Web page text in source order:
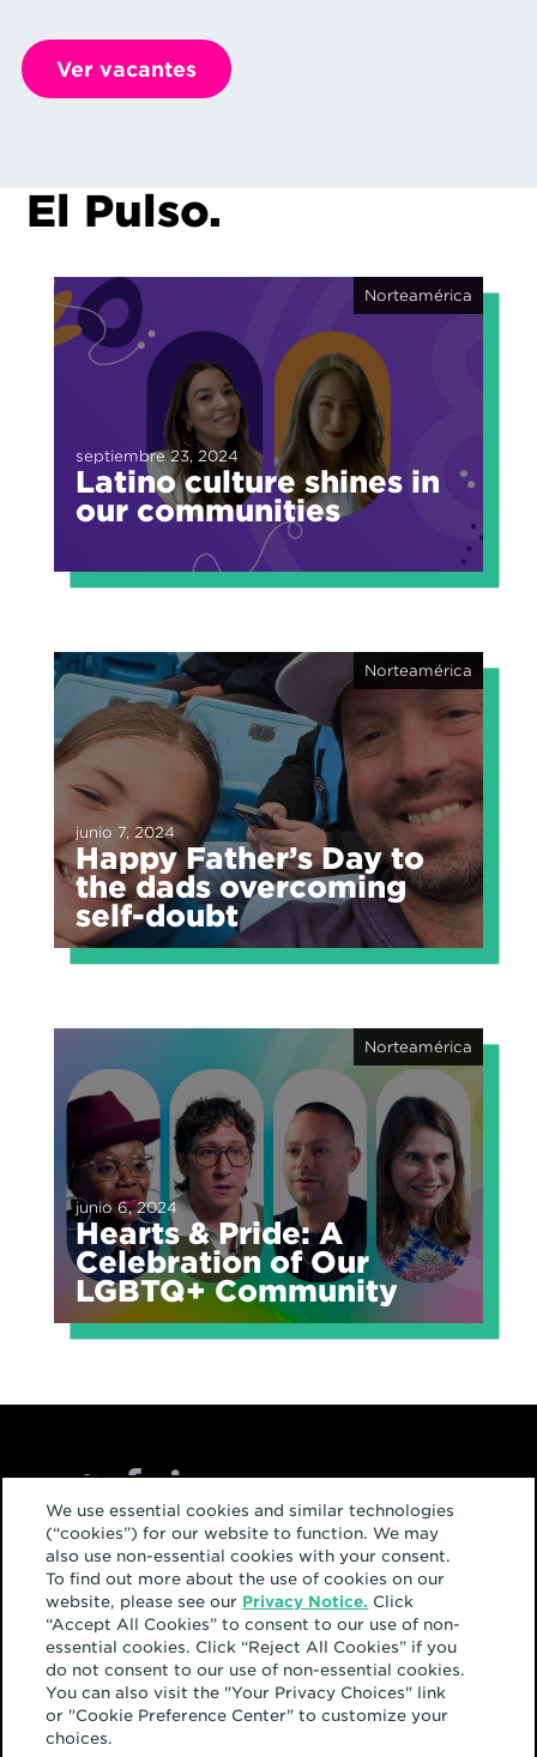
Ver vacantes
El Pulso.
Latino culture shines in
our communities
septiembre 23, 2024
Norteamérica
Happy Father’s Day to
the dads overcoming
self-doubt
junio 7, 2024
Norteamérica
Hearts & Pride: A
Celebration of Our
LGBTQ+ Community
junio 6, 2024
Norteamérica
Inicio
Equipo
Servicios
Trabajo
Carreras
We use essential cookies and similar technologies
(“cookies”) for our website to function. We may
also use non-essential cookies with your consent.
To find out more about the use of cookies on our
website, please see our Privacy Notice. Click
“Accept All Cookies” to consent to our use of non-
essential cookies. Click “Reject All Cookies” if you
do not consent to our use of non-essential cookies.
You can also visit the "Your Privacy Choices" link
or "Cookie Preference Center" to customize your
choices.